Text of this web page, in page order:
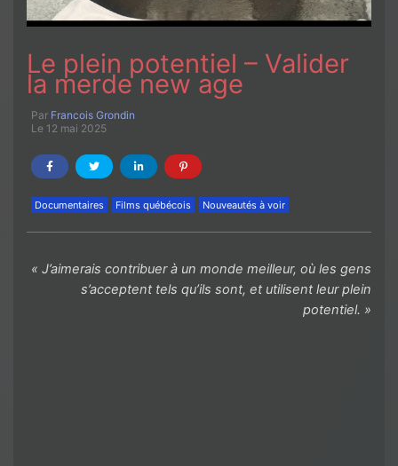
Le plein potentiel – Valider
la merde new age
Par Francois Grondin
Le 12 mai 2025
Documentaires Films québécois Nouveautés à voir
« J’aimerais contribuer à un monde meilleur, où les gens
s’acceptent tels qu’ils sont, et utilisent leur plein
potentiel. »